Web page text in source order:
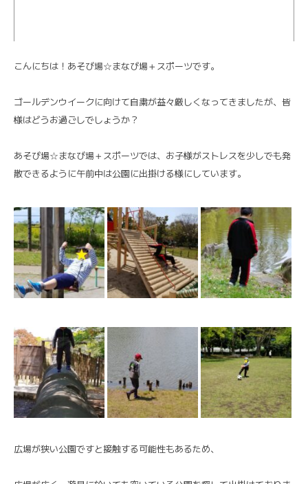
こんにちは！あそび場☆まなび場＋スポーツです。
ゴールデンウイークに向けて自粛が益々厳しくなってきましたが、皆
様はどうお過ごしでしょうか？
あそび場☆まなび場＋スポーツでは、お子様がストレスを少しでも発
散できるように午前中は公園に出掛ける様にしています。
広場が狭い公園ですと接触する可能性もあるため、